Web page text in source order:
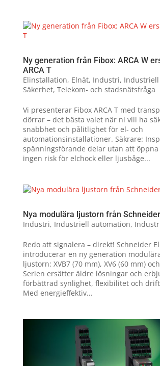
Ny generation från Fibox: ARCA W
ARCA T
Elinstallation, Elnät, Industri,
Säkerhet, Telekom- och stadsnätsfråga
Vi presenterar Fibox ARCA T med
dörrar – det bästa valet när ni vill ha
snabbhet och pålitlighet för el- och
automationsinstallationer. Säkrare:
spänningsförande delar utan att
ingen risk för elchock eller ljusbåge...
Nya modulära ljustorn från
Industri, Industriell automation,
Redo att signalera – direkt! Schneider
introducerar en ny generation
ljustorn: XVB7 (70 mm), XV6 (60 mm)
Serien ersätter äldre lösningar och
förbättrad synlighet, flexibilitet och
Med energieffektiv...